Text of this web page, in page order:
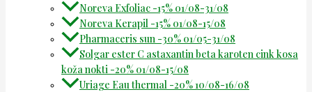
Noreva Exfoliac -15% 01/08-31/08
Noreva Kerapil -15% 01/08-15/08
Pharmaceris sun -30% 01/05-31/08
Solgar ester C astaxantin beta karoten cink kosa
koža nokti -20% 01/08-15/08
Uriage Eau thermal -20% 10/08-16/08